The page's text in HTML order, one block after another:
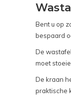
Bent u op
bespaard
De
moet
De kraan
praktische